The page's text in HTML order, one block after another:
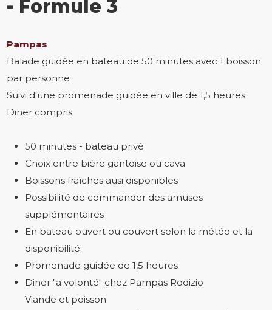
- Formule 3
Pampas
Balade guidée en bateau de 50 minutes avec 1 boisson
par personne
Suivi d'une promenade guidée en ville de 1,5 heures
Diner compris
50 minutes - bateau privé
Choix entre bière gantoise ou cava
Boissons fraîches ausi disponibles
Possibilité de commander des amuses
supplémentaires
En bateau ouvert ou couvert selon la météo et la
disponibilité
Promenade guidée de 1,5 heures
Diner "a volonté" chez Pampas Rodizio
Viande et poisson